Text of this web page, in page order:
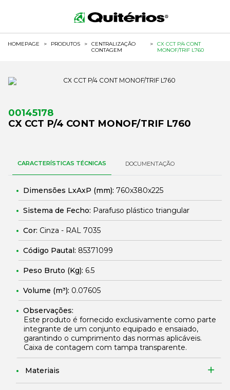
HOMEPAGE > PRODUTOS >
CENTRALIZAÇÃO
CONTAGEM
>
CX CCT P/4 CONT
MONOF/TRIF L760
00145178
CX CCT P/4 CONT MONOF/TRIF L760
CARACTERÍSTICAS TÉCNICAS DOCUMENTAÇÃO
Dimensões LxAxP (mm): 760x380x225
Sistema de Fecho: Parafuso plástico triangular
Cor: Cinza - RAL 7035
Código Pautal: 85371099
Peso Bruto (Kg): 6.5
Volume (m³): 0.07605
Observações:
Este produto é fornecido exclusivamente como parte
integrante de um conjunto equipado e ensaiado,
garantindo o cumprimento das normas aplicáveis.
Caixa de contagem com tampa transparente.
Materiais